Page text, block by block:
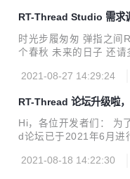
共建全球化的物联网软
联网数据基础设施软件
消息服务器和流处理数
理与分析。 作为目前全
RT-Thread Studio 需求
时光步履匆匆 弹指之间
个春秋 未来的日子 还请
Studio 2020年5月29日
新芯片功能 2021 我们
这么久了 你对他有什么
所有提交问卷的小伙伴
2021-08-27 14:29:24
RT-Thread 论坛升级啦，
Hi，各位开发者们： 为
d论坛已于2021年6月进
版 增加社区推荐 增加
2021-08-18 14:22:30